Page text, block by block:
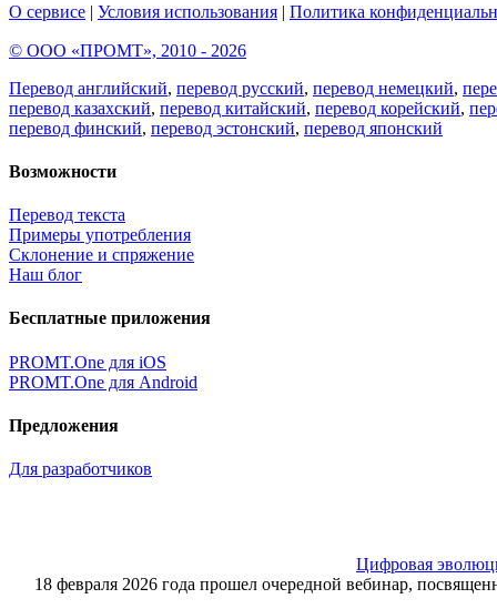
О сервисе | Условия использования | Политика
© ООО «ПРОМТ», 2010 - 2026
Перевод английский, перевод русский, перевод немецкий,
перевод казахский, перевод китайский, перевод корейский,
перевод финский, перевод эстонский, перевод японский
Возможности
Перевод текста
Примеры употребления
Склонение и спряжение
Наш блог
Бесплатные приложения
PROMT.One для iOS
PROMT.One для Android
Предложения
Для разработчиков
Цифровая
18 февраля 2026 года прошел очередной вебинар,